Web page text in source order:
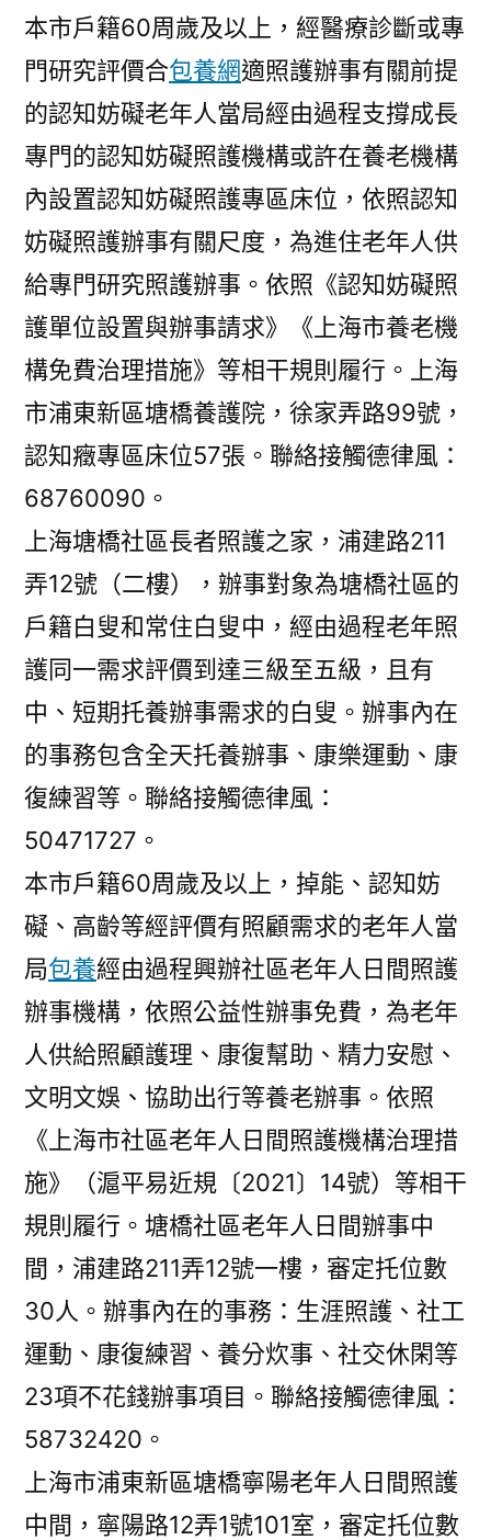
本市戶籍60周歲及以上，經醫療診斷或專
門研究評價合包養網適照護辦事有關前提
的認知妨礙老年人當局經由過程支撐成長
專門的認知妨礙照護機構或許在養老機構
內設置認知妨礙照護專區床位，依照認知
妨礙照護辦事有關尺度，為進住老年人供
給專門研究照護辦事。依照《認知妨礙照
護單位設置與辦事請求》《上海市養老機
構免費治理措施》等相干規則履行。上海
市浦東新區塘橋養護院，徐家弄路99號，
認知癥專區床位57張。聯絡接觸德律風：
68760090。
上海塘橋社區長者照護之家，浦建路211
弄12號（二樓），辦事對象為塘橋社區的
戶籍白叟和常住白叟中，經由過程老年照
護同一需求評價到達三級至五級，且有
中、短期托養辦事需求的白叟。辦事內在
的事務包含全天托養辦事、康樂運動、康
復練習等。聯絡接觸德律風：
50471727。
本市戶籍60周歲及以上，掉能、認知妨
礙、高齡等經評價有照顧需求的老年人當
局包養經由過程興辦社區老年人日間照護
辦事機構，依照公益性辦事免費，為老年
人供給照顧護理、康復幫助、精力安慰、
文明文娛、協助出行等養老辦事。依照
《上海市社區老年人日間照護機構治理措
施》（滬平易近規〔2021〕14號）等相干
規則履行。塘橋社區老年人日間辦事中
間，浦建路211弄12號一樓，審定托位數
30人。辦事內在的事務：生涯照護、社工
運動、康復練習、養分炊事、社交休閑等
23項不花錢辦事項目。聯絡接觸德律風：
58732420。
上海市浦東新區塘橋寧陽老年人日間照護
中間，寧陽路12弄1號101室，審定托位數